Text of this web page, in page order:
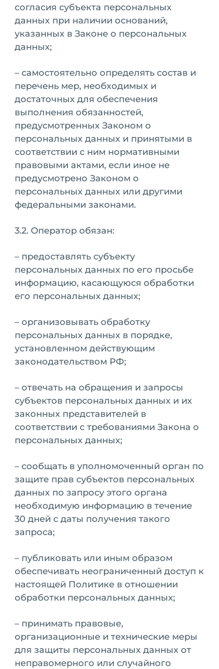
согласия субъекта персональных
данных при наличии оснований,
указанных в Законе о персональных
данных;
– самостоятельно определять состав и
перечень мер, необходимых и
достаточных для обеспечения
выполнения обязанностей,
предусмотренных Законом о
персональных данных и принятыми в
соответствии с ним нормативными
правовыми актами, если иное не
предусмотрено Законом о
персональных данных или другими
федеральными законами.
3.2. Оператор обязан:
– предоставлять субъекту
персональных данных по его просьбе
информацию, касающуюся обработки
его персональных данных;
– организовывать обработку
персональных данных в порядке,
установленном действующим
законодательством РФ;
– отвечать на обращения и запросы
субъектов персональных данных и их
законных представителей в
соответствии с требованиями Закона о
персональных данных;
– сообщать в уполномоченный орган по
защите прав субъектов персональных
данных по запросу этого органа
необходимую информацию в течение
30 дней с даты получения такого
запроса;
– публиковать или иным образом
обеспечивать неограниченный доступ к
настоящей Политике в отношении
обработки персональных данных;
– принимать правовые,
организационные и технические меры
для защиты персональных данных от
неправомерного или случайного